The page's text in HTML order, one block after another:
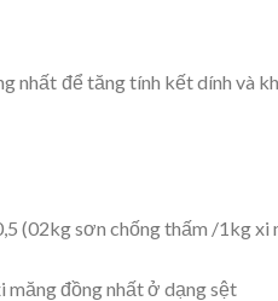
nhất để tăng tính kết dính và
(02kg sơn chống thấm /1kg xi
măng đồng nhất ở dạng sệt